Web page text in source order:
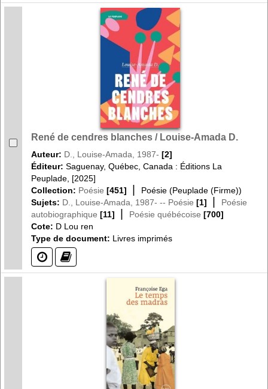
René de cendres blanches / Louise-Amada D.
Auteur: D., Louise-Amada, 1987- [2]
Éditeur: Saguenay, Québec, Canada : Éditions La
Peuplade, [2025]
Collection: Poésie [451] |
Poésie (Peuplade (Firme))
Sujets: D., Louise-Amada, 1987- -- Poésie [1] |
Poésie
autobiographique [11] | Poésie québécoise [700]
Cote: D Lou ren
Type de document: Livres imprimés
(?) (?)